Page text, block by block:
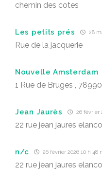
chemin des cotes
Les petits prés 28
Rue de la jacquerie
Nouvelle Amsterdam
1 Rue de Bruges ,
Jean Jaurès 26 février
22 rue jean jaures
n/c 26 février 2026 10 h 48
22 rue jean jaures